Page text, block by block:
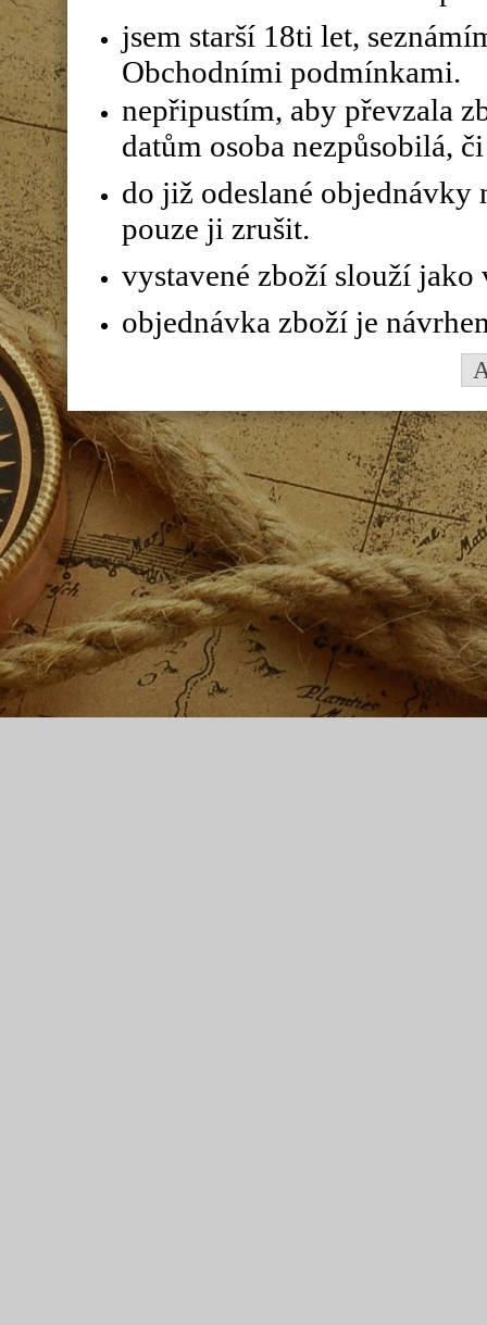
jsem starší 18ti let,
Obchodními podmínkami.
nepřipustím, aby převzala
datům osoba nezpůsobilá,
do již odeslané objednávky
pouze ji zrušit.
vystavené zboží slouží
objednávka zboží je